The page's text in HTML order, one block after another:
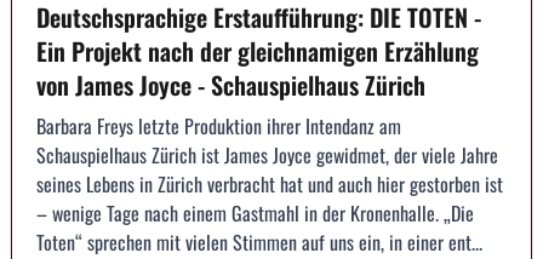
Deutschsprachige Erstaufführung: DIE TOTEN -
Ein Projekt nach der gleichnamigen Erzählung
von James Joyce - Schauspielhaus Zürich
Barbara Freys letzte Produktion ihrer Intendanz am
Schauspielhaus Zürich ist James Joyce gewidmet, der viele Jahre
seines Lebens in Zürich verbracht hat und auch hier gestorben ist
– wenige Tage nach einem Gastmahl in der Kronenhalle. „Die
Toten“ sprechen mit vielen Stimmen auf uns ein, in einer ent...